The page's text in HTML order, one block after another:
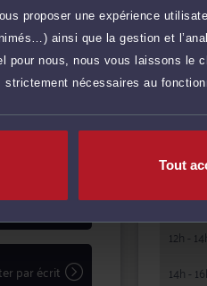
proposer une expérience
ainsi que la gestion et
pour nous, nous vous laissons le
nécessaires au
Tout
RDV
un rappel
question
par écrit
08h -
10h -
12h -
14h -